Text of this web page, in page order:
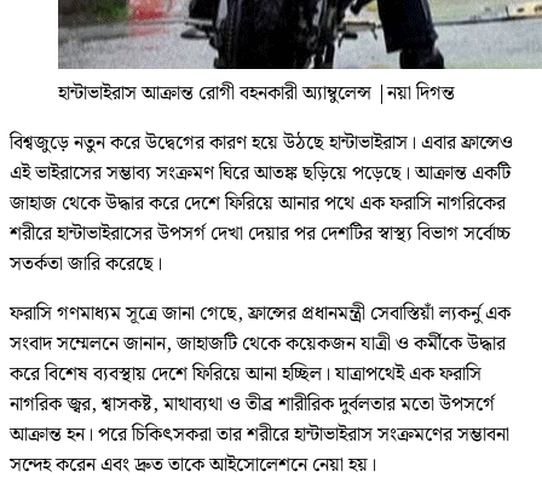
হান্টাভাইরাস আক্রান্ত রোগী বহনকারী অ্যাম্বুলেন্স |নয়া দিগন্ত
বিশ্বজুড়ে নতুন করে উদ্বেগের কারণ হয়ে উঠছে হান্টাভাইরাস। এবার ফ্রান্সেও
এই ভাইরাসের সম্ভাব্য সংক্রমণ ঘিরে আতঙ্ক ছড়িয়ে পড়েছে। আক্রান্ত একটি
জাহাজ থেকে উদ্ধার করে দেশে ফিরিয়ে আনার পথে এক ফরাসি নাগরিকের
শরীরে হান্টাভাইরাসের উপসর্গ দেখা দেয়ার পর দেশটির স্বাস্থ্য বিভাগ সর্বোচ্চ
সতর্কতা জারি করেছে।
ফরাসি গণমাধ্যম সূত্রে জানা গেছে, ফ্রান্সের প্রধানমন্ত্রী সেবাস্তিয়াঁ ল্যকর্নু এক
সংবাদ সম্মেলনে জানান, জাহাজটি থেকে কয়েকজন যাত্রী ও কর্মীকে উদ্ধার
করে বিশেষ ব্যবস্থায় দেশে ফিরিয়ে আনা হচ্ছিল। যাত্রাপথেই এক ফরাসি
নাগরিক জ্বর, শ্বাসকষ্ট, মাথাব্যথা ও তীব্র শারীরিক দুর্বলতার মতো উপসর্গে
আক্রান্ত হন। পরে চিকিৎসকরা তার শরীরে হান্টাভাইরাস সংক্রমণের সম্ভাবনা
সন্দেহ করেন এবং দ্রুত তাকে আইসোলেশনে নেয়া হয়।